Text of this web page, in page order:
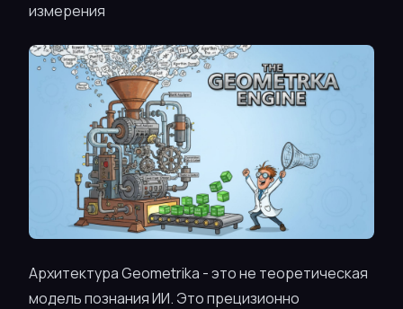
измерения
Архитектура Geometrika - это не теоретическая
модель познания ИИ. Это прецизионно